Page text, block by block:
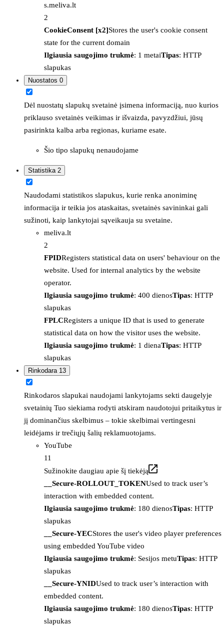
s.meliva.lt
2
CookieConsent [x2]Stores the user's cookie consent
state for the current domain
Ilgiausia saugojimo trukmė: 1 metaiTipas: HTTP
slapukas
Nuostatos 0
Dėl nuostatų slapukų svetainė įsimena informaciją, nuo kurios
priklauso svetainės veikimas ir išvaizda, pavyzdžiui, jūsų
pasirinkta kalba arba regionas, kuriame esate.
Šio tipo slapukų nenaudojame
Statistika 2
Naudodami statistikos slapukus, kurie renka anoniminę
informacija ir teikia jos ataskaitas, svetainės savininkai gali
sužinoti, kaip lankytojai sąveikauja su svetaine.
meliva.lt
2
FPIDRegisters statistical data on users' behaviour on the
website. Used for internal analytics by the website
operator.
Ilgiausia saugojimo trukmė: 400 dienosTipas: HTTP
slapukas
FPLCRegisters a unique ID that is used to generate
statistical data on how the visitor uses the website.
Ilgiausia saugojimo trukmė: 1 dienaTipas: HTTP
slapukas
Rinkodara 13
Rinkodaros slapukai naudojami lankytojams sekti daugelyje
svetainių Tuo siekiama rodyti atskiram naudotojui pritaikytus ir
jį dominančius skelbimus – tokie skelbimai vertingesni
leidėjams ir trečiųjų šalių reklamuotojams.
YouTube
11
Sužinokite daugiau apie šį tiekėją
__Secure-ROLLOUT_TOKENUsed to track user’s
interaction with embedded content.
Ilgiausia saugojimo trukmė: 180 dienosTipas: HTTP
slapukas
__Secure-YECStores the user's video player preferences
using embedded YouTube video
Ilgiausia saugojimo trukmė: Sesijos metuTipas: HTTP
slapukas
__Secure-YNIDUsed to track user’s interaction with
embedded content.
Ilgiausia saugojimo trukmė: 180 dienosTipas: HTTP
slapukas